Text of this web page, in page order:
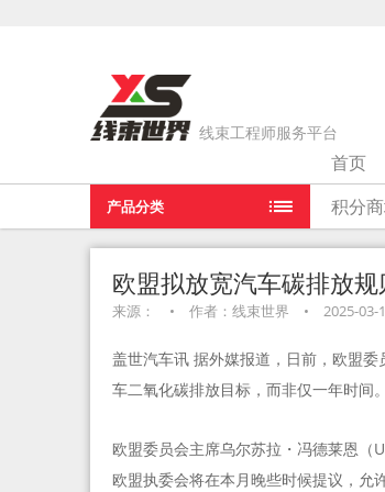
线束工程师服务平台
产品分类
首页
积分
当前位置： >欧盟拟放宽汽车
欧盟拟放宽汽车碳排放
来源： • 作者：线束世界 • 2025-03-
盖世汽车讯 据外媒报道，日前，欧盟
车二氧化碳排放目标，而非仅一年时间。
欧盟委员会主席乌尔苏拉・冯德莱恩
欧盟执委会将在本月晚些时候提议，允